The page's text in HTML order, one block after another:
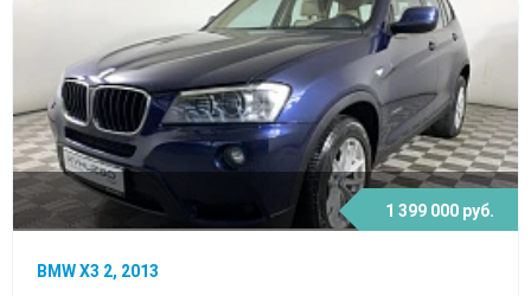
1 399 000 руб.
BMW X3 2, 2013